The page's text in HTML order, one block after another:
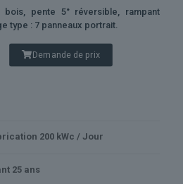
bois, pente 5° réversible, rampant
type : 7 panneaux portrait.
Demande de prix
200 kWc / Jour
25 ans